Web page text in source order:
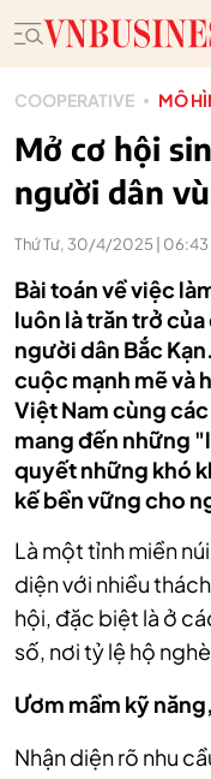
COOPERATIVE MÔ
Mở cơ hội
người dân
Thứ Tư, 30/4/2025 | 06:43
Bài toán về việc
luôn là trăn trở
người dân Bắc
cuộc mạnh mẽ và
Việt Nam cùng
mang đến những
quyết những khó
kế bền vững cho
Là một tỉnh miền
diện với nhiều
hội, đặc biệt là ở
số, nơi tỷ lệ hộ
Ươm mầm kỹ
Nhận diện rõ nhu